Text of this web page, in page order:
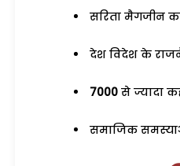
सरिता मैगजीन
देश विदेश के
7000 से ज्यादा
समाजिक